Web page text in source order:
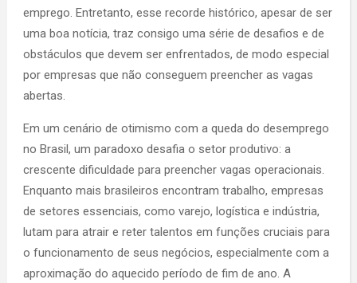
emprego. Entretanto, esse recorde histórico, apesar de ser
uma boa notícia, traz consigo uma série de desafios e de
obstáculos que devem ser enfrentados, de modo especial
por empresas que não conseguem preencher as vagas
abertas.
Em um cenário de otimismo com a queda do desemprego
no Brasil, um paradoxo desafia o setor produtivo: a
crescente dificuldade para preencher vagas operacionais.
Enquanto mais brasileiros encontram trabalho, empresas
de setores essenciais, como varejo, logística e indústria,
lutam para atrair e reter talentos em funções cruciais para
o funcionamento de seus negócios, especialmente com a
aproximação do aquecido período de fim de ano. A